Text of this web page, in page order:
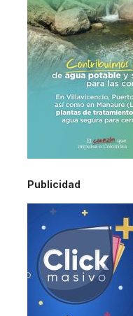
Publicidad